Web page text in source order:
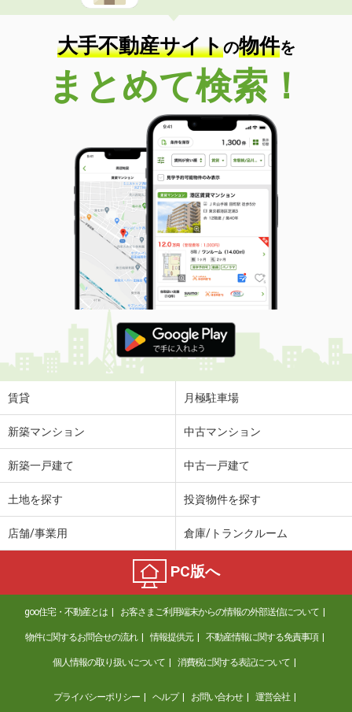
大手不動産サイトの物件を
まとめて検索！
賃貸 月極駐車場
新築マンション 中古マンション
新築一戸建て 中古一戸建て
土地を探す 投資物件を探す
店舗/事業用 倉庫/トランクルーム
PC版へ
goo住宅・不動産とは お客さまご利用端末からの情報の外部送信について
物件に関するお問合せの流れ 情報提供元 不動産情報に関する免責事項
個人情報の取り扱いについて 消費税に関する表記について
プライバシーポリシー ヘルプ お問い合わせ 運営会社